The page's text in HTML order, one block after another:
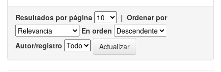
Resultados por página | Ordenar por
En orden
Autor/registro